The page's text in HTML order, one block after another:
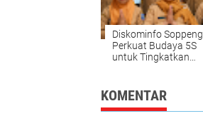
Diskominfo Soppeng
Perkuat Budaya 5S
untuk Tingkatkan
KOMENTAR